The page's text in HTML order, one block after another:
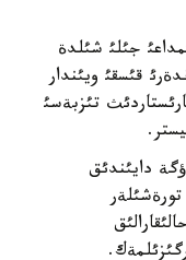
جئلئ شئلدة
قئسقئ ويئندار
تئزبةسئ
دايئندئق